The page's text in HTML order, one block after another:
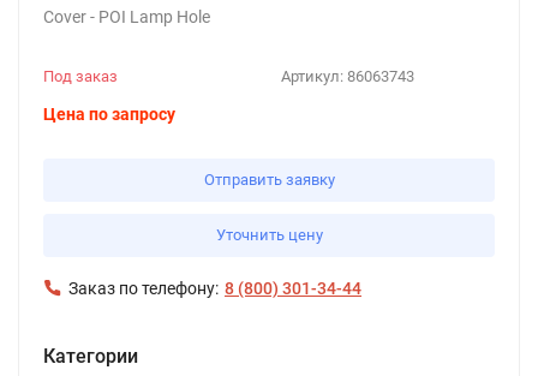
Cover - POI Lamp Hole
Артикул: 86063743
Под заказ
Цена по запросу
Отправить заявку
Уточнить цену
Заказ по телефону: 8 (800) 301-34-44
Категории